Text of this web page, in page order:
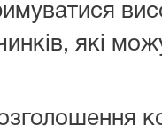
які